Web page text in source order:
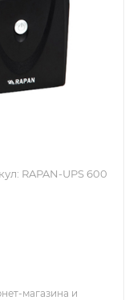
RAPAN-UPS 600
магазина и